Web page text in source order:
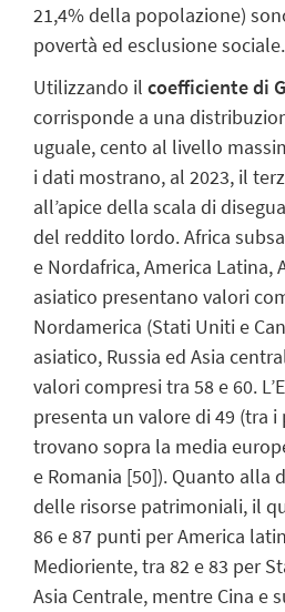
21,4% della popolazione)
povertà ed esclusione sociale.
Utilizzando il coefficiente di
corrisponde a una
uguale, cento al livello
i dati mostrano, al 2023, il
all’apice della scala di
del reddito lordo. Africa
e Nordafrica, America Latina,
asiatico presentano valori
Nordamerica (Stati Uniti e
asiatico, Russia ed Asia
valori compresi tra 58 e 60.
presenta un valore di 49 (tra i
trovano sopra la media
e Romania [50]). Quanto alla
delle risorse patrimoniali, il
86 e 87 punti per America
Medioriente, tra 82 e 83 per
Asia Centrale, mentre Cina e